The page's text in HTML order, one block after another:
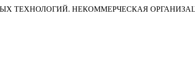
ТЕХНОЛОГИЙ. НЕКОММЕРЧЕСКАЯ